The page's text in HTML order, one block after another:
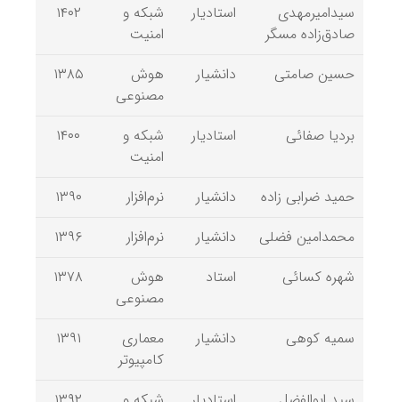
سیدامیرمهدی
صادق‌زاده مسگر
استادیار
شبکه و
امنیت
۱۴۰۲
حسین صامتی دانشیار
هوش
مصنوعی
۱۳۸۵
بردیا صفائی استادیار
شبکه و
امنیت
۱۴۰۰
حمید ضرابی زاده دانشیار نرم‌افزار
۱۳۹۰
محمدامین فضلی
دانشیار نرم‌افزار
۱۳۹۶
شهره کسائی
استاد
هوش
مصنوعی
۱۳۷۸
سمیه کوهی دانشیار
معماری
کامپیوتر
۱۳۹۱